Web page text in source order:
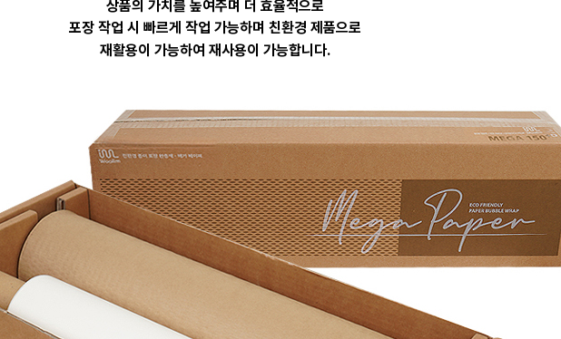
상품의 가치를 높여주며 더 효율적으로
포장 작업 시 빠르게 작업 가능하며 친환경 제품으로
재활용이 가능하여 재사용이 가능합니다.